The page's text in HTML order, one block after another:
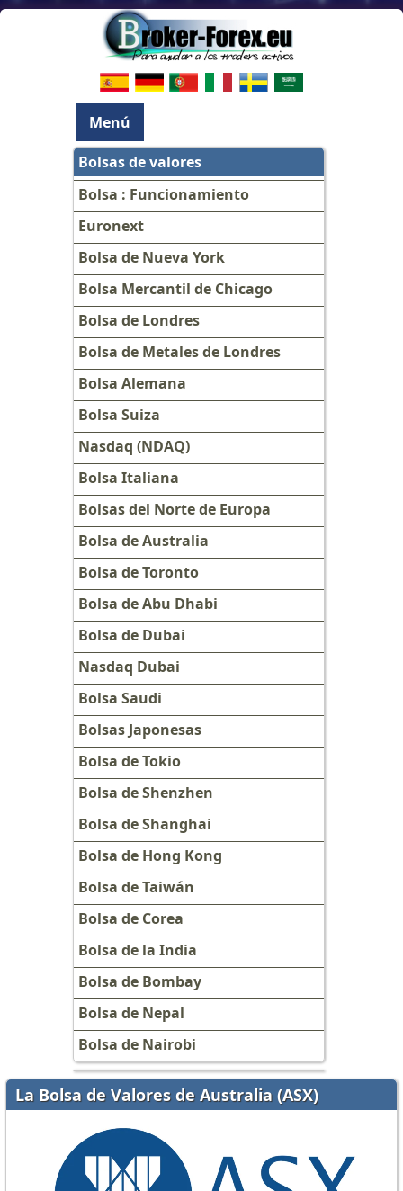
Menú
Bolsas de valores
Bolsa : Funcionamiento
Euronext
Bolsa de Nueva York
Bolsa Mercantil de Chicago
Bolsa de Londres
Bolsa de Metales de Londres
Bolsa Alemana
Bolsa Suiza
Nasdaq (NDAQ)
Bolsa Italiana
Bolsas del Norte de Europa
Bolsa de Australia
Bolsa de Toronto
Bolsa de Abu Dhabi
Bolsa de Dubai
Nasdaq Dubai
Bolsa Saudi
Bolsas Japonesas
Bolsa de Tokio
Bolsa de Shenzhen
Bolsa de Shanghai
Bolsa de Hong Kong
Bolsa de Taiwán
Bolsa de Corea
Bolsa de la India
Bolsa de Bombay
Bolsa de Nepal
Bolsa de Nairobi
La Bolsa de Valores de Australia (ASX)